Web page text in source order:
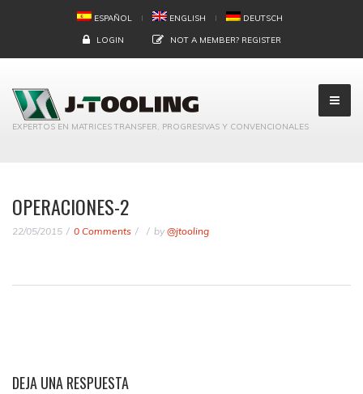
ESPAÑOL ENGLISH DEUTSCH
LOGIN NOT A MEMBER? REGISTER
EXPERTOS EN MATRICES TRANSFER, PROGRESIVAS Y CONVENCIONALES
OPERACIONES-2
22/05/2015 0 Comments by @jtooling
DEJA UNA RESPUESTA